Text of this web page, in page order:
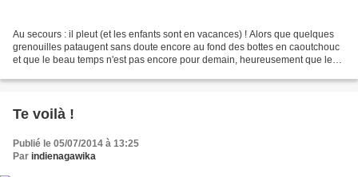
Au secours : il pleut (et les enfants sont en vacances) ! Alors que quelques
grenouilles pataugent sans doute encore au fond des bottes en caoutchouc
et que le beau temps n'est pas encore pour demain, heureusement que les
Te voilà !
Publié le 05/07/2014 à 13:25
Par indienagawika